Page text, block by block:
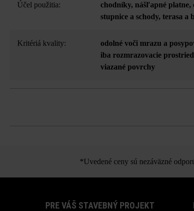
Účel použitia: chodníky, nášľapné platne,
stupnice a schody, terasa a
Kritériá kvality:
odolné voči mrazu a
iba rozmrazovacie
viazané povrchy
*Uvedené ceny sú nezáväzné
PRE VÁŠ STAVEBNÝ PROJEKT